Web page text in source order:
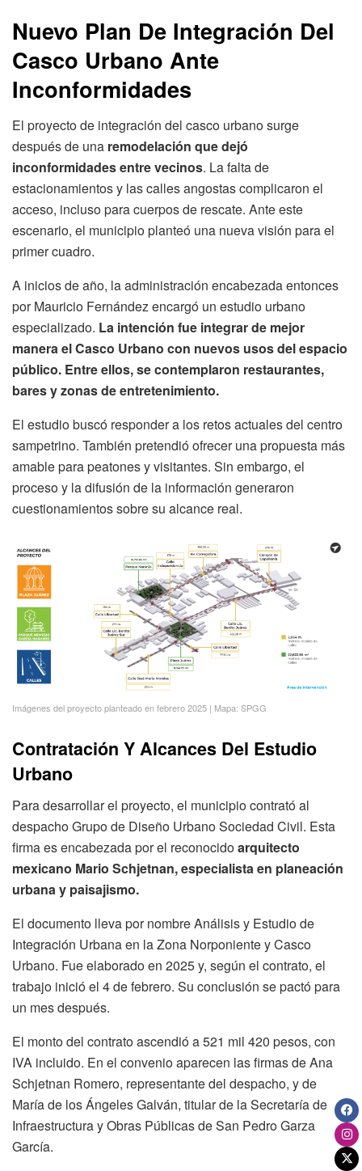
Nuevo Plan De Integración Del
Casco Urbano Ante
Inconformidades
El proyecto de integración del casco urbano surge
después de una remodelación que dejó
inconformidades entre vecinos. La falta de
estacionamientos y las calles angostas complicaron el
acceso, incluso para cuerpos de rescate. Ante este
escenario, el municipio planteó una nueva visión para el
primer cuadro.
A inicios de año, la administración encabezada entonces
por Mauricio Fernández encargó un estudio urbano
especializado. La intención fue integrar de mejor
manera el Casco Urbano con nuevos usos del espacio
público. Entre ellos, se contemplaron restaurantes,
bares y zonas de entretenimiento.
El estudio buscó responder a los retos actuales del centro
sampetrino. También pretendió ofrecer una propuesta más
amable para peatones y visitantes. Sin embargo, el
proceso y la difusión de la información generaron
cuestionamientos sobre su alcance real.
Imágenes del proyecto planteado en febrero 2025 | Mapa: SPGG
Contratación Y Alcances Del Estudio
Urbano
Para desarrollar el proyecto, el municipio contrató al
despacho Grupo de Diseño Urbano Sociedad Civil. Esta
firma es encabezada por el reconocidoarquitecto
mexicano Mario Schjetnan, especialista en planeación
urbana y paisajismo.
El documento lleva por nombre Análisis y Estudio de
Integración Urbana en la Zona Norponiente y Casco
Urbano. Fue elaborado en 2025 y, según el contrato, el
trabajo inició el 4 de febrero. Su conclusión se pactó para
un mes después.
El monto del contrato ascendió a 521 mil 420 pesos, con
IVA incluido. En el convenio aparecen las firmas de Ana
Schjetnan Romero, representante del despacho, y de
María de los Ángeles Galván, titular de la Secretaría de
Infraestructura y Obras Públicas de San Pedro Garza
García.